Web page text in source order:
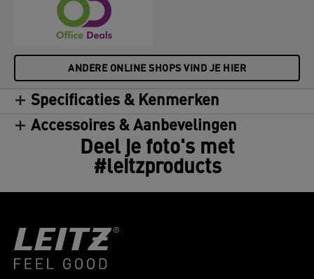
ANDERE ONLINE SHOPS VIND JE HIER
Specificaties & Kenmerken
Accessoires & Aanbevelingen
Deel je foto's met
#leitzproducts